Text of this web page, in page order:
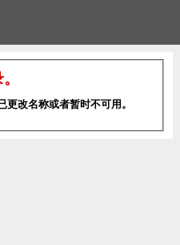
改名称或者暂时不可用。